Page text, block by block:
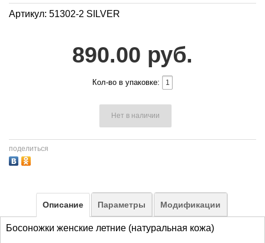
Артикул: 51302-2 SILVER
890.00 руб.
Кол-во в упаковке:
Нет в наличии
поделиться
Описание Параметры Модификации
Босоножки женские летние (натуральная кожа)